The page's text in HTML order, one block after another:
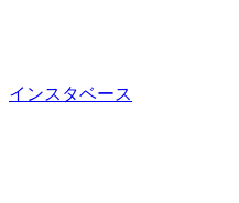
インスタベース